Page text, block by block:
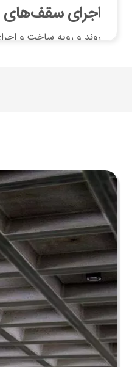
اجرای سقف‌های
روند و رویه ساخت و
پس از نصب قالب وافل
آنها را دربرمی‌گیرند
می‌بخشد.
پس از اینکه اسکلت سقف
داد قالب‌ها از زیر باز
در پاره‌ای از پروژه‌ها
نماکاری و تزیینات از
پیشنهاد برای مطالعه
بهترین روش